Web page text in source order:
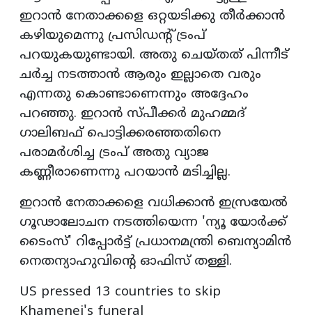
ഇറാൻ നേതാക്കളെ ഒറ്റയടിക്കു തീർക്കാൻ
കഴിയുമെന്നു പ്രസിഡന്റ് ട്രംപ്
പറയുകയുണ്ടായി. അതു ചെയ്‍തത് പിന്നീട്
ചർച്ച നടത്താൻ ആരും ഇല്ലാതെ വരും
എന്നതു കൊണ്ടാണെന്നും അദ്ദേഹം
പറഞ്ഞു. ഇറാൻ സ്‌പീക്കർ മുഹമ്മദ്
ഗാലിബഫ് പൊട്ടിക്കരഞ്ഞതിനെ
പരാമർശിച്ച ട്രംപ് അതു വ്യാജ
കണ്ണീരാണെന്നു പറയാൻ മടിച്ചില്ല.
ഇറാൻ നേതാക്കളെ വധിക്കാൻ ഇസ്രയേൽ
ഗൂഢാലോചന നടത്തിയെന്ന 'ന്യൂ യോർക്ക്
ടൈംസ്' റിപ്പോർട്ട് പ്രധാനമന്ത്രി ബെന്യാമിൻ
നെതന്യാഹുവിന്റെ ഓഫിസ് തള്ളി.
US pressed 13 countries to skip
Khamenei's funeral